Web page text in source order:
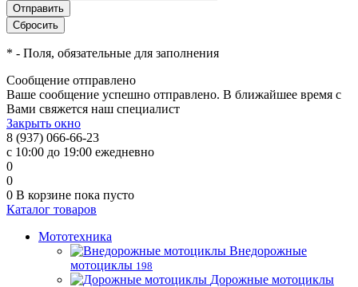
* - Поля, обязательные для заполнения
Сообщение отправлено
Ваше сообщение успешно отправлено. В ближайшее время с
Вами свяжется наш специалист
Закрыть окно
8 (937) 066-66-23
с 10:00 до 19:00 ежедневно
0
0
0 В корзине пока пусто
Каталог товаров
Мототехника
Внедорожные
мотоциклы 198
Дорожные мотоциклы